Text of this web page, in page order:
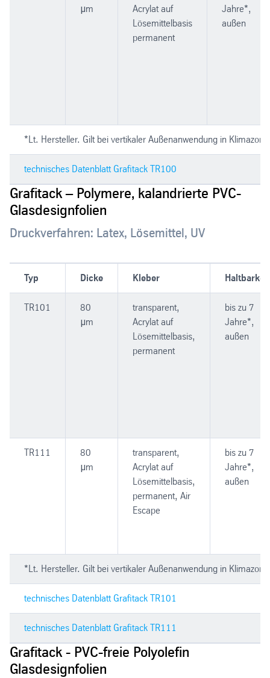
μm
Acrylat auf
Lösemittelbasis
permanent
Jahre*,
außen
*Lt. Hersteller. Gilt bei vertikaler Außenanwendung in
technisches Datenblatt Grafitack TR100
Grafitack – Polymere, kalandrierte PVC-
Glasdesignfolien
Druckverfahren: Latex, Lösemittel, UV
Typ Dicke Kleber Haltbarkeit
TR101
80
μm
transparent,
Acrylat auf
Lösemittelbasis,
permanent
bis zu 7
Jahre*,
außen
TR111
80
μm
transparent,
Acrylat auf
Lösemittelbasis,
permanent, Air
Escape
bis zu 7
Jahre*,
außen
*Lt. Hersteller. Gilt bei vertikaler Außenanwendung in
technisches Datenblatt Grafitack TR101
technisches Datenblatt Grafitack TR111
Grafitack - PVC-freie Polyolefin
Glasdesignfolien